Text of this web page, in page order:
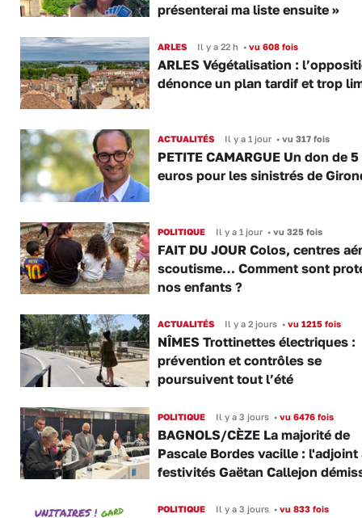
présenterai ma liste ensuite »
ARLES Il y a 22 h •vu 608 fois
ARLES Végétalisation :
dénonce un plan tardif et trop
ACTUALITÉS Il y a 1 jour •vu 317 fois
PETITE CAMARGUE Un don de
euros pour les sinistrés de
POLITIQUE Il y a 1 jour •vu 325 fois
FAIT DU JOUR Colos, centres
scoutisme… Comment sont
nos enfants ?
ACTUALITÉS Il y a 2 jours •vu 1215 fois
NÎMES Trottinettes électriques :
prévention et contrôles se
poursuivent tout l’été
POLITIQUE Il y a 3 jours •vu 6476 fois
BAGNOLS/CÈZE La majorité de
Pascale Bordes vacille : l'adjoint
festivités Gaëtan Callejon
POLITIQUE Il y a 3 jours •vu 833 fois